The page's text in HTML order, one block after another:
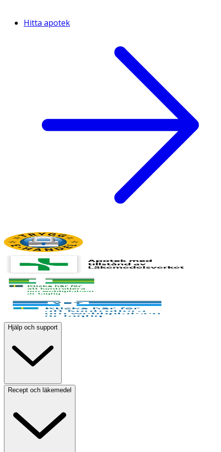
Hitta apotek
Hjälp och support
Recept och läkemedel